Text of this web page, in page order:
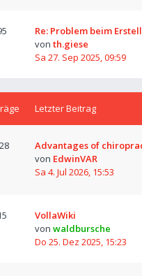
Re: Problem beim
von th.giese
Sa 27. Sep 2025, 09:59
Letzter Beitrag
Advantages of
von EdwinVAR
Sa 4. Jul 2026, 15:53
VollaWiki
von waldbursche
Do 25. Dez 2025, 15:23